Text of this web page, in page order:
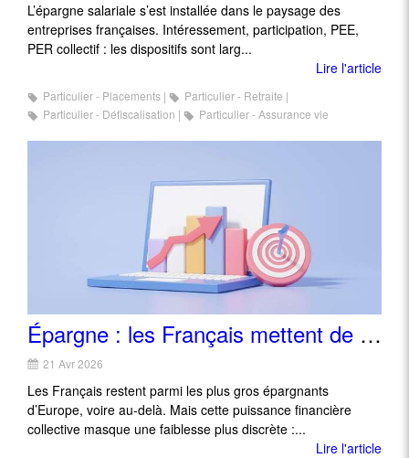
L’épargne salariale s’est installée dans le paysage des
entreprises françaises. Intéressement, participation, PEE,
PER collectif : les dispositifs sont larg...
Lire l'article
Particulier - Placements
Particulier - Retraite
Particulier - Défiscalisation
Particulier - Assurance vie
Épargne : les Français mettent de côté, mais laissent leur argent dormir
21 Avr 2026
Les Français restent parmi les plus gros épargnants
d’Europe, voire au-delà. Mais cette puissance financière
collective masque une faiblesse plus discrète :...
Lire l'article